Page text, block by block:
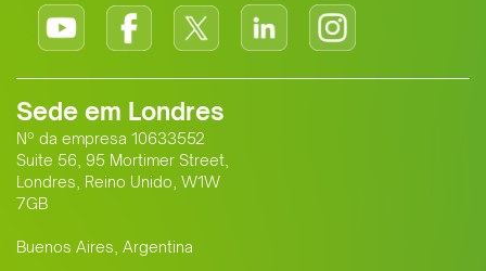
Sede em Londres
Nº da empresa 10633552
Suite 56, 95 Mortimer Street,
Londres, Reino Unido, W1W
7GB
Buenos Aires, Argentina